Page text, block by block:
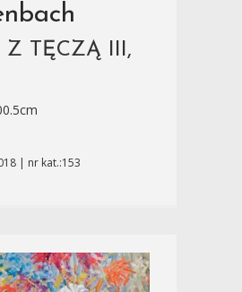
Z TĘCZĄ III,
| nr kat.:153